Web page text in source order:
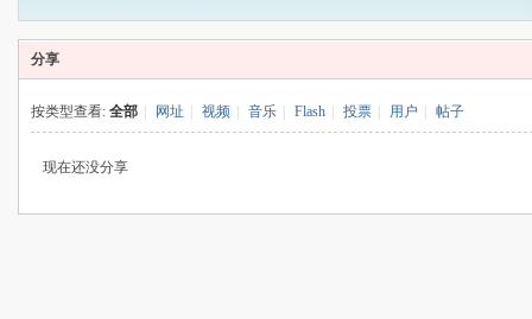
分享
按类型查看: 全部 网址 视频 音乐 Flash 投票 用户 帖子
现在还没分享